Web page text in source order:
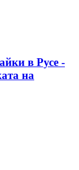
в Русе -
на